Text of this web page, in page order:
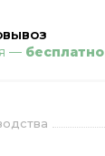
— бесплатно